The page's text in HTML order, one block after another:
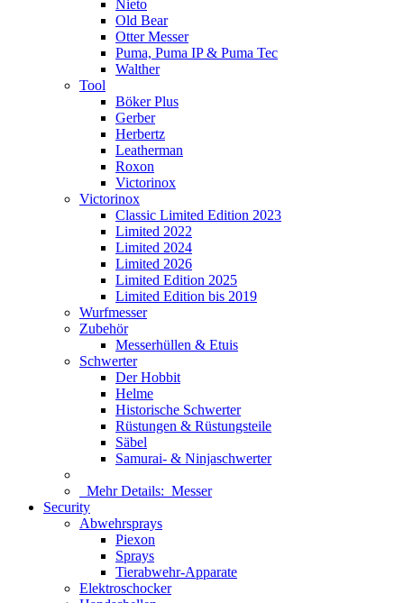
Nieto
Old Bear
Otter Messer
Puma, Puma IP & Puma Tec
Walther
Tool
Böker Plus
Gerber
Herbertz
Leatherman
Roxon
Victorinox
Victorinox
Classic Limited Edition 2023
Limited 2022
Limited 2024
Limited 2026
Limited Edition 2025
Limited Edition bis 2019
Wurfmesser
Zubehör
Messerhüllen & Etuis
Schwerter
Der Hobbit
Helme
Historische Schwerter
Rüstungen & Rüstungsteile
Säbel
Samurai- & Ninjaschwerter
Mehr Details: Messer
Security
Abwehrsprays
Piexon
Sprays
Tierabwehr-Apparate
Elektroschocker